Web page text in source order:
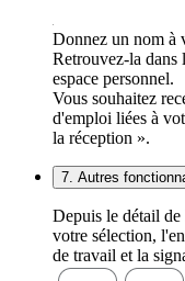
Donnez un nom à
Retrouvez-la dans
espace personnel.
Vous souhaitez
d'emploi liées à
la réception ».
7. Autres
Depuis le détail
votre sélection,
de travail et la